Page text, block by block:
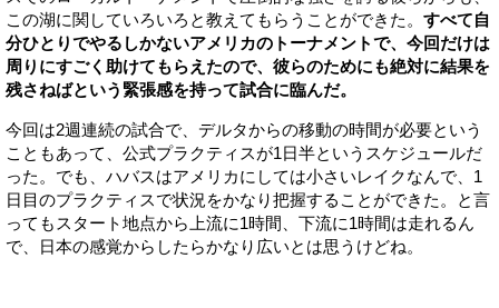
この湖に関していろいろと教えてもらうことができた。 すべて自
分ひとりでやるしかないアメリカのトーナメントで、今回だけは
周りにすごく助けてもらえたので、彼らのためにも絶対に結果を
残さねばという緊張感を持って試合に臨んだ。
今回は2週連続の試合で、デルタからの移動の時間が必要という
こともあって、公式プラクティスが1日半というスケジュールだ
った。でも、ハバスはアメリカにしては小さいレイクなんで、1
日目のプラクティスで状況をかなり把握することができた。と言
ってもスタート地点から上流に1時間、下流に1時間は走れるん
で、日本の感覚からしたらかなり広いとは思うけどね。